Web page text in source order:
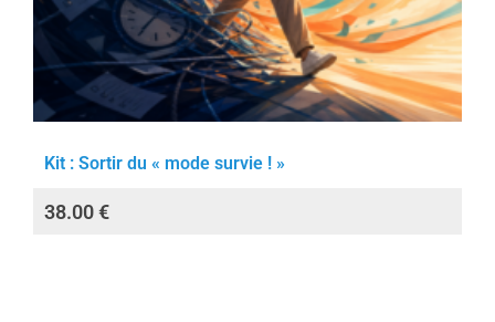
Kit : Sortir du « mode survie ! »
38.00€